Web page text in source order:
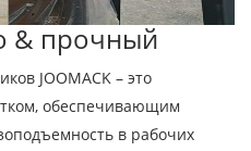
& прочный
JOOMACK – это
обеспечивающим
в рабочих